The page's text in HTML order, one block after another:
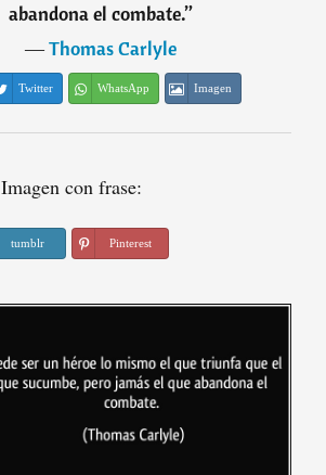
abandona el combate.”
―Thomas Carlyle
Twitter WhatsApp Imagen
Imagen con frase:
tumblr Pinterest